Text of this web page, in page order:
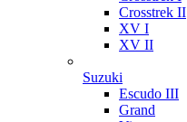
Crosstrek II
XV I
XV II
Suzuki
Escudo III
Grand